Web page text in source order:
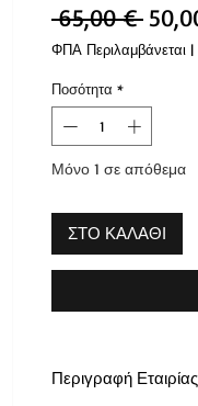
65,00 €
τιμή
ΦΠΑ Περιλαμβάνεται |
Ποσότητα *
Μόνο 1 σε απόθεμα
ΣΤΟ ΚΑΛΑΘΙ
Περιγραφή Εταιρίας